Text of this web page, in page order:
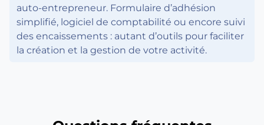
auto-entrepreneur. Formulaire d’adhésion
simplifié, logiciel de comptabilité ou encore suivi
des encaissements : autant d’outils pour faciliter
la création et la gestion de votre activité.